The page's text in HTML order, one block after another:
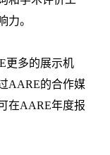
力。
更多的展示机
AARE的合作媒
在AARE年度报